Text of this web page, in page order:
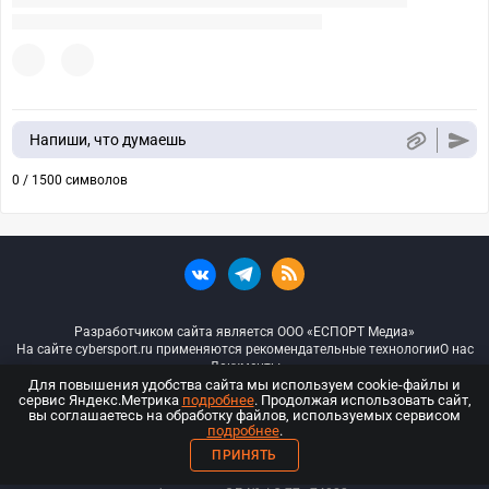
Напиши, что думаешь
0 / 1500 символов
Разработчиком сайта является ООО «ЕСПОРТ Медиа»
На сайте cybersport.ru применяются рекомендательные технологииО нас
Документы
© ООО «Киберспорт.ру» — Все права защищены
18+
ООО «Киберспорт.ру». Свидетельство о регистрации средств массовой
Для повышения удобства сайта мы используем cookie-файлы и
сервис Яндекс.Метрика подробнее. Продолжая использовать сайт,
вы соглашаетесь на обработку файлов, используемых сервисом
подробнее.
ПРИНЯТЬ